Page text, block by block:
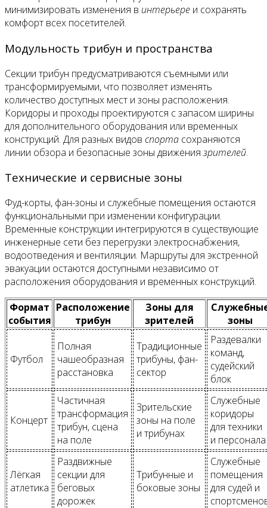
минимизировать изменения в интерьере и сохранять
комфорт всех посетителей.
Модульность трибун и пространства
Секции трибун предусматриваются съемными или
трансформируемыми, что позволяет изменять
количество доступных мест и зоны расположения.
Коридоры и проходы проектируются с запасом ширины
для дополнительного оборудования или временных
конструкций. Для разных видов спорта сохраняются
линии обзора и безопасные зоны движения зрителей.
Технические и сервисные зоны
Фуд-корты, фан-зоны и служебные помещения остаются
функциональными при изменении конфигурации.
Временные конструкции интегрируются в существующие
инженерные сети без перегрузки электроснабжения,
водоотведения и вентиляции. Маршруты для экстренной
эвакуации остаются доступными независимо от
расположения оборудования и временных конструкций.
Формат
события
Расположение
трибун
Зоны для
зрителей
зоны
Футбол
Полная
чашеобразная
расстановка
Традиционные
трибуны, фан-
сектор
Раздевалки
команд,
судейский
блок
Концерт
Частичная
трансформация
трибун, сцена
на поле
Зрительские
зоны на поле
и трибунах
Служебные
коридоры
для техники
и персонала
Лёгкая
атлетика
Раздвижные
секции для
беговых
дорожек
Трибунные и
боковые зоны
Служебные
помещения
для судей и